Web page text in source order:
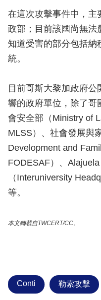
在這次攻擊事件中，主
政部；目前該國尚無法
知道受害的部分包括納
統。
目前哥斯大黎加政府
響的政府單位，除了哥
會安全部（Ministry of
MLSS）、社會發展與
Development and
FODESAF）、
（Interuniversity
等。
本文轉載自TWCERT/CC。
Conti 勒索攻擊